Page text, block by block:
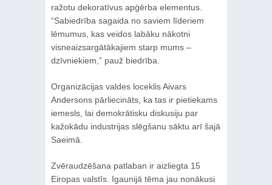
ražotu dekoratīvus apģērba elementus.
“Sabiedrība sagaida no saviem līderiem
lēmumus, kas veidos labāku nākotni
visneaizsargātākajiem starp mums –
dzīvniekiem,” pauž biedrība.
Organizācijas valdes loceklis Aivars
Andersons pārliecināts, ka tas ir pietiekams
iemesls, lai demokrātisku diskusiju par
kažokādu industrijas slēgšanu sāktu arī šajā
Saeimā.
Zvēraudzēšana patlaban ir aizliegta 15
Eiropas valstīs. Igaunijā tēma jau nonākusi